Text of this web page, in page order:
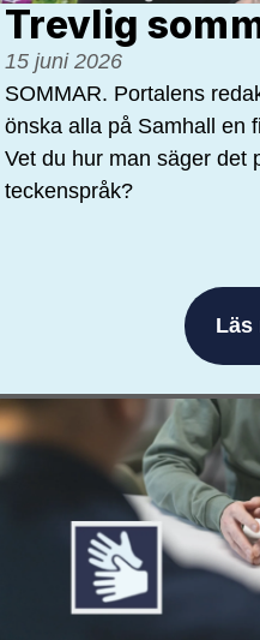
Trevlig
15 juni 2026
SOMMAR. Portalens
önska alla på Samhall en
Vet du hur man säger det
teckenspråk?
Läs